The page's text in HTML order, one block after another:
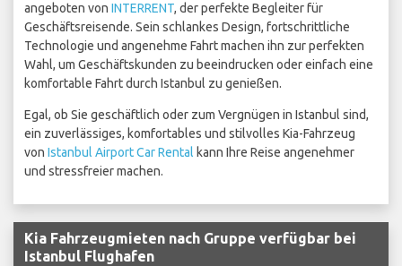
angeboten von INTERRENT, der perfekte Begleiter für
Geschäftsreisende. Sein schlankes Design, fortschrittliche
Technologie und angenehme Fahrt machen ihn zur perfekten
Wahl, um Geschäftskunden zu beeindrucken oder einfach eine
komfortable Fahrt durch Istanbul zu genießen.
Egal, ob Sie geschäftlich oder zum Vergnügen in Istanbul sind,
ein zuverlässiges, komfortables und stilvolles Kia-Fahrzeug
von Istanbul Airport Car Rental kann Ihre Reise angenehmer
und stressfreier machen.
Kia Fahrzeugmieten nach Gruppe verfügbar bei
Istanbul Flughafen